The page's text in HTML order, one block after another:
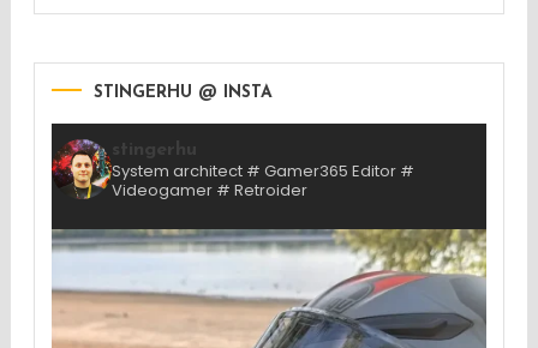
STINGERHU @ INSTA
System architect # Gamer365 Editor #
Videogamer # Retroider